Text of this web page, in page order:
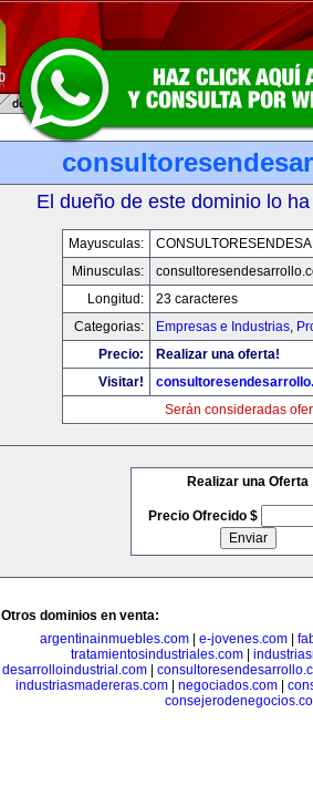
El dueño de este dominio lo
Mayusculas:
Minusculas:
Longitud:
23 caracteres
Categorias:
Empresas e Industrias,
Precio:
Realizar una oferta!
Visitar!
Serán consideradas
Realizar una Oferta
Precio Ofrecido $
Otros dominios en venta:
argentinainmuebles.com| e-jovenes.com|
tratamientosindustriales.com
desarrolloindustrial.com|
industriasmadereras.com
negociados.com